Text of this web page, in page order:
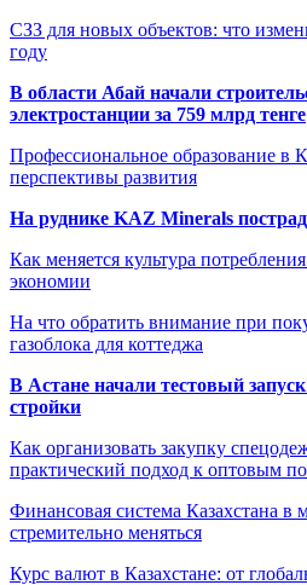
СЗЗ для новых объектов: что
году
В области Абай начали
электростанции за 759 млрд тенге
Профессиональное образование в
перспективы развития
На руднике KAZ Minerals
Как меняется культура
экономии
На что обратить внимание при
газоблока для коттеджа
В Астане начали тестовый
стройки
Как организовать закупку
практический подход к оптовым
Финансовая система Казахстана в
стремительно меняться
Курс валют в Казахстане: от